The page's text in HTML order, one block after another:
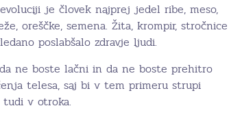
je človek najprej jedel ribe, meso,
oreščke, semena. Žita, krompir, stročnice
poslabšalo zdravje ljudi.
ne boste lačni in da ne boste prehitro
telesa, saj bi v tem primeru strupi
v otroka.